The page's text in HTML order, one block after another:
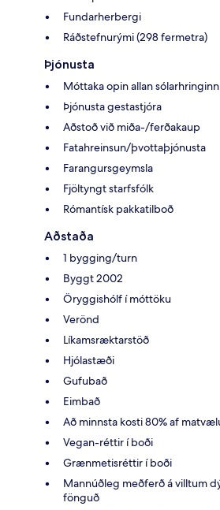
Fundarherbergi
Ráðstefnurými (298 fermetra)
Þjónusta
Móttaka opin allan sólarhringinn
Þjónusta gestastjóra
Aðstoð við miða-/ferðakaup
Fatahreinsun/þvottaþjónusta
Farangursgeymsla
Fjöltyngt starfsfólk
Rómantísk pakkatilboð
Aðstaða
1 bygging/turn
Byggt 2002
Öryggishólf í móttöku
Verönd
Líkamsræktarstöð
Hjólastæði
Gufubað
Eimbað
Að minnsta kosti 80% af
Vegan-réttir í boði
Grænmetisréttir í boði
Mannúðleg meðferð á villtum
fönguð